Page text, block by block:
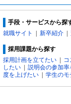
手段・サービスから探
就職サイト
新卒紹介
採用課題から探す
採用計画を立てたい
コ
したい
説明会の参加
度を上げたい
学生のモ